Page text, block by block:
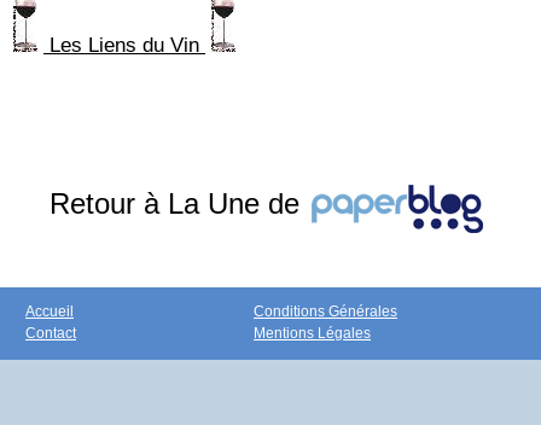
Les Liens du Vin
Retour à La Une de
Accueil
Contact
Conditions Générales
Mentions Légales